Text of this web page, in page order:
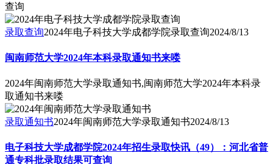
查询
录取查询2024年电子科技大学成都学院录取查询2024/8/13
闽南师范大学2024年本科录取通知书来喽
2024年闽南师范大学录取通知书,闽南师范大学2024年本科录
取通知书来喽
录取通知书2024年闽南师范大学录取通知书2024/8/13
电子科技大学成都学院2024年招生录取快讯（49）：河北省普
通专科批录取结果可查询